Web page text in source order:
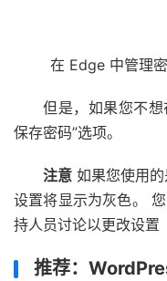
在 Edge 中管理
但是，如果您不
保存密码”选项。
注意 如果您使用
设置将显示为灰色。
持人员讨论以更改设置
推荐：